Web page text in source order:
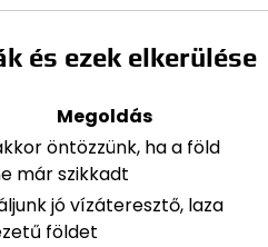
és ezek elkerülése
Megoldás
öntözzünk, ha a föld
már szikkadt
jó vízáteresztő, laza
földet